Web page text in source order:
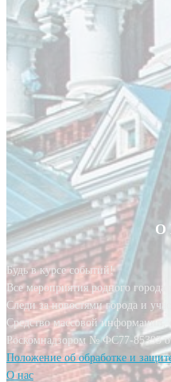
О
Будь в курсе событий!
Все мероприятия родного города
Следи за новостями города и
Средство массовой информации,
Роскомнадзором № ФС77-85393
Положение об обработке и
О нас